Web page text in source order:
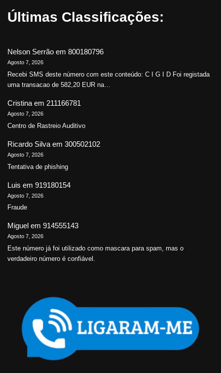
Últimas Classificações:
Nelson Serrão em 800180796
Agosto 7, 2026
Recebi SMS deste número com este conteúdo: C I G I D Foi registada
uma transacao de 582,20 EUR na…
Cristina em 211166781
Agosto 7, 2026
Centro de Rastreio Auditivo
Ricardo Silva em 300502102
Agosto 7, 2026
Tentativa de phishing
Luis em 919180154
Agosto 7, 2026
Fraude
Miguel em 914555143
Agosto 7, 2026
Este número já foi utilizado como mascara para spam, mas o
verdadeiro número é confiável.